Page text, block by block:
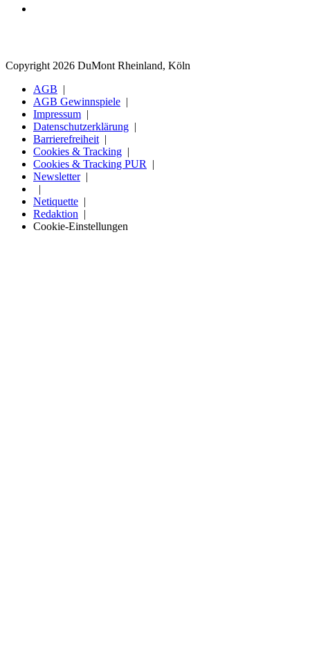
Copyright 2026 DuMont Rheinland, Köln
AGB
AGB Gewinnspiele
Impressum
Datenschutzerklärung
Barrierefreiheit
Cookies & Tracking
Cookies & Tracking PUR
Newsletter
Netiquette
Redaktion
Cookie-Einstellungen